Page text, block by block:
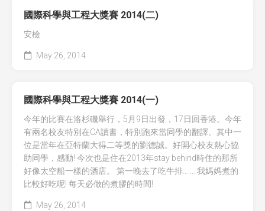
國際科學與工程大獎賽 2014(二)
安檢
May 26, 2014
國際科學與工程大獎賽 2014(一)
今年的比賽在洛杉磯舉行，5月9日出發，17日回香港。今年
有兩名校友特別在CA讀書，特別跑來當同學的翻譯。其中一
位是當年在亞特蘭大得二等獎的劉德誠。好開心校友熱心協
助同學，感動! 今次也是住在2013年stay behind時住的那所
好像太空船一樣的酒店。 第一晚去了吃牛排… … 我媽媽煮的
比較好吃呢! 每天必做的煮膠的時間!
May 26, 2014